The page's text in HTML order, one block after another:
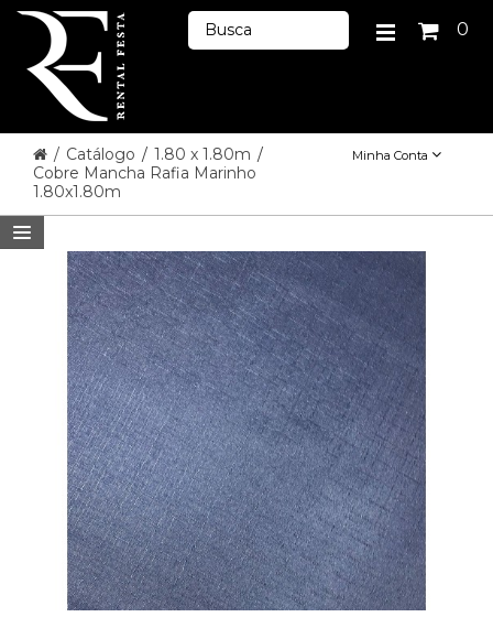
0
/ Catálogo / 1.80 x 1.80m /
Cobre Mancha Rafia Marinho
1.80x1.80m
Minha Conta